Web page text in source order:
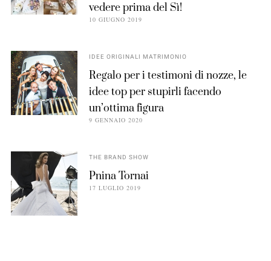
vedere prima del Sì!
10 GIUGNO 2019
IDEE ORIGINALI MATRIMONIO
Regalo per i testimoni di nozze, le
idee top per stupirli facendo
un’ottima figura
9 GENNAIO 2020
THE BRAND SHOW
Pnina Tornai
17 LUGLIO 2019